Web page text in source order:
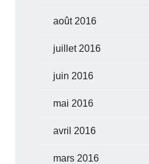
août 2016
juillet 2016
juin 2016
mai 2016
avril 2016
mars 2016